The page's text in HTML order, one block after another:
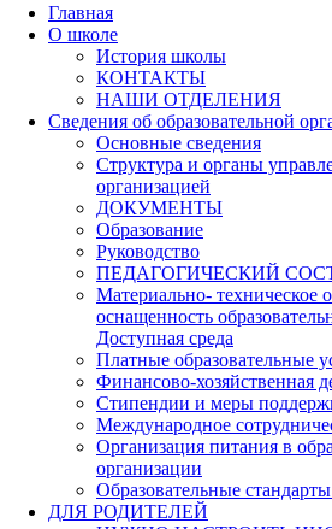
Главная
О школе
История школы
КОНТАКТЫ
НАШИ ОТДЕЛЕНИЯ
Сведения об образовательной
Основные сведения
Структура и органы
организацией
ДОКУМЕНТЫ
Образование
Руководство
ПЕДАГОГИЧЕСКИЙ
Материально- техническое
оснащенность
Доступная среда
Платные образовательные
Финансово-хозяйственная
Стипендии и меры
Международное
Организация питания в
организации
Образовательные
ДЛЯ РОДИТЕЛЕЙ